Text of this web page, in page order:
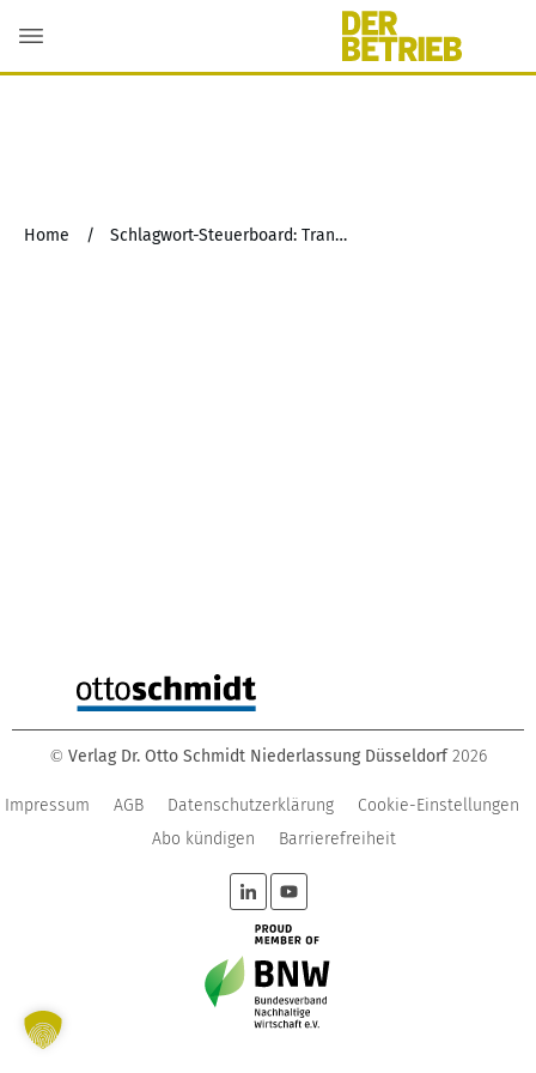
Home / Schlagwort-Steuerboard: Transparenzprinzip
© Verlag Dr. Otto Schmidt Niederlassung Düsseldorf 2026
Impressum AGB Datenschutzerklärung
Cookie-Einstellungen
Abo kündigen
Barrierefreiheit